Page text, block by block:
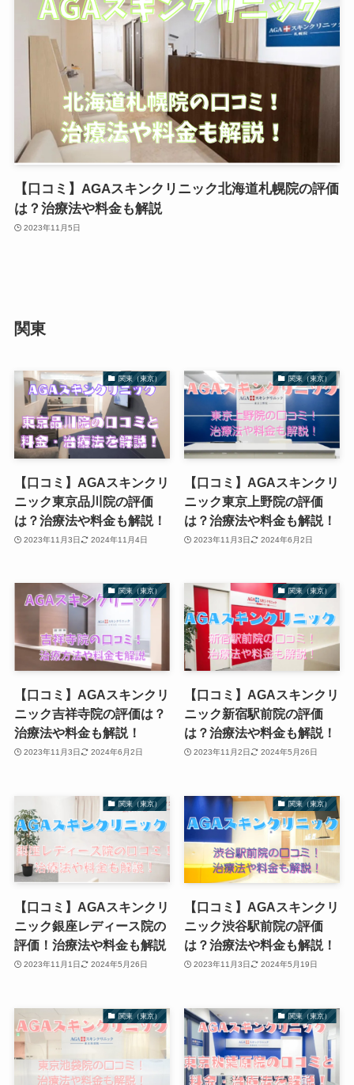
【口コミ】AGAスキンクリニック北海道札幌院の評価
は？治療法や料金も解説
2023年11月5日
関東
関東（東京）
【口コミ】AGAスキンクリ
ニック東京品川院の評価
は？治療法や料金も解説！
2023年11月3日 2024年11月4日
関東（東京）
【口コミ】AGAスキンクリ
ニック東京上野院の評価
は？治療法や料金も解説！
2023年11月3日 2024年6月2日
関東（東京）
【口コミ】AGAスキンクリ
ニック吉祥寺院の評価は？
治療法や料金も解説！
2023年11月3日 2024年6月2日
関東（東京）
【口コミ】AGAスキンクリ
ニック新宿駅前院の評価
は？治療法や料金も解説！
2023年11月2日 2024年5月26日
関東（東京）
【口コミ】AGAスキンクリ
ニック銀座レディース院の
評価！治療法や料金も解説
2023年11月1日 2024年5月26日
関東（東京）
【口コミ】AGAスキンクリ
ニック渋谷駅前院の評価
は？治療法や料金も解説！
2023年11月3日 2024年5月19日
関東（東京） 関東（東京）